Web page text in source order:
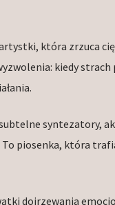
która zrzuca
kiedy strach
syntezatory,
piosenka, która
dojrzewania